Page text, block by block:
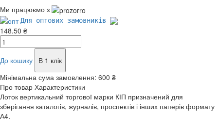
Ми працюємо з
Для оптових замовників
148.50 ₴
До кошику
В 1 клік
Мінімальна сума замовлення: 600 ₴
Про товар Характеристики
Лоток вертикальний торгової марки КІП призначений для
зберігання каталогів, журналів, проспектів і інших паперів формату
А4.